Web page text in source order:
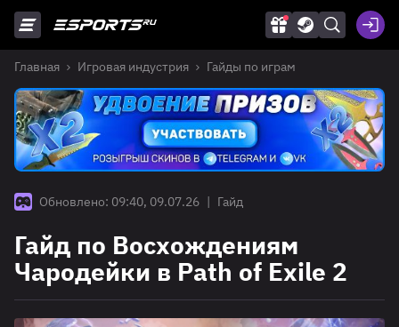
Главная Игровая индустрия Гайды по играм
Обновлено: 09:40, 09.07.26 | Гайд
Гайд по Восхождениям
Чародейки в Path of Exile 2